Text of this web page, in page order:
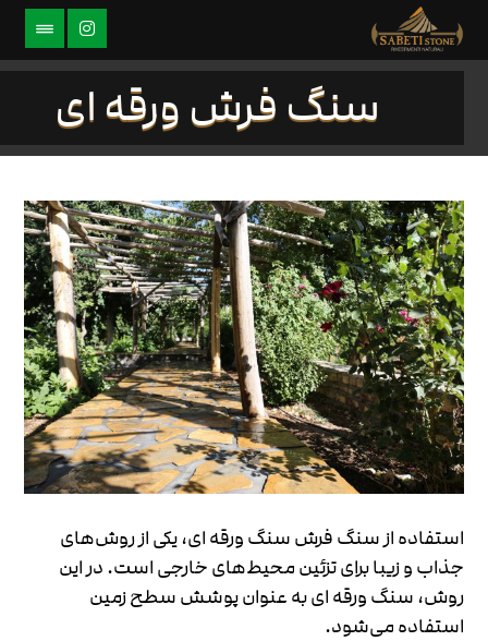
سنگ فرش ورقه ای
استفاده از سنگ فرش سنگ ورقه ای، یکی از روش‌های
جذاب و زیبا برای تزئین محیط‌های خارجی است. در این
روش، سنگ ورقه ای به عنوان پوشش سطح زمین
استفاده می‌شود.